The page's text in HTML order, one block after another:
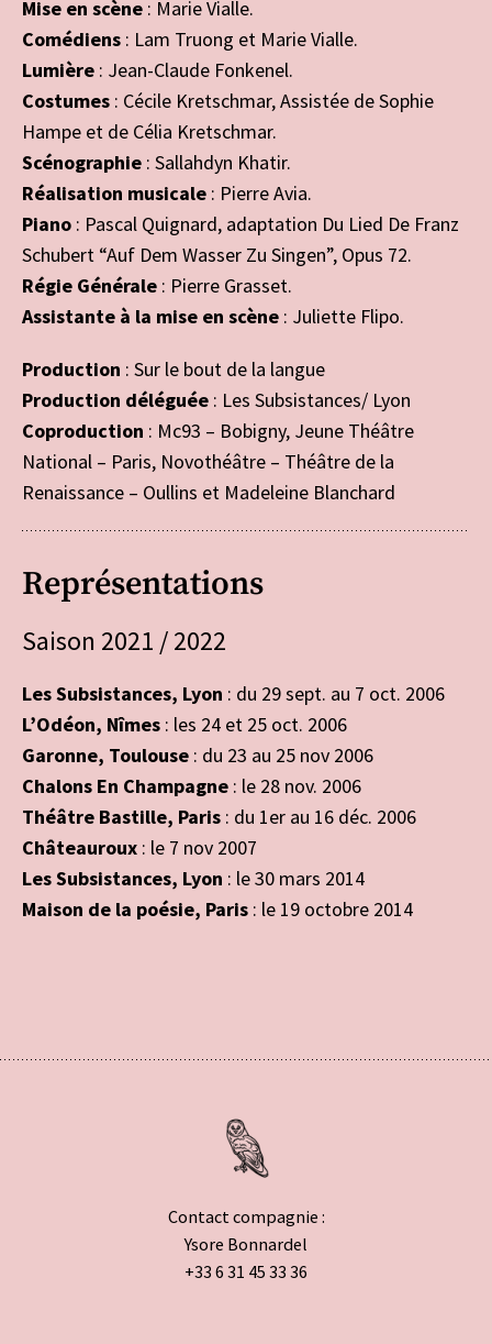
Mise en scène : Marie Vialle.
Comédiens : Lam Truong et Marie Vialle.
Lumière : Jean-Claude Fonkenel.
Costumes : Cécile Kretschmar, Assistée de Sophie
Hampe et de Célia Kretschmar.
Scénographie : Sallahdyn Khatir.
Réalisation musicale : Pierre Avia.
Piano : Pascal Quignard, adaptation Du Lied De Franz
Schubert “Auf Dem Wasser Zu Singen”, Opus 72.
Régie Générale : Pierre Grasset.
Assistante à la mise en scène : Juliette Flipo.
Production : Sur le bout de la langue
Production déléguée : Les Subsistances/ Lyon
Coproduction : Mc93 – Bobigny, Jeune Théâtre
National – Paris, Novothéâtre – Théâtre de la
Renaissance – Oullins et Madeleine Blanchard
Représentations
Saison 2021 / 2022
Les Subsistances, Lyon : du 29 sept. au 7 oct. 2006
L’Odéon, Nîmes : les 24 et 25 oct. 2006
Garonne, Toulouse : du 23 au 25 nov 2006
Chalons En Champagne : le 28 nov. 2006
Théâtre Bastille, Paris : du 1er au 16 déc. 2006
Châteauroux : le 7 nov 2007
Les Subsistances, Lyon : le 30 mars 2014
Maison de la poésie, Paris : le 19 octobre 2014
Contact compagnie :
Ysore Bonnardel
+33 6 31 45 33 36